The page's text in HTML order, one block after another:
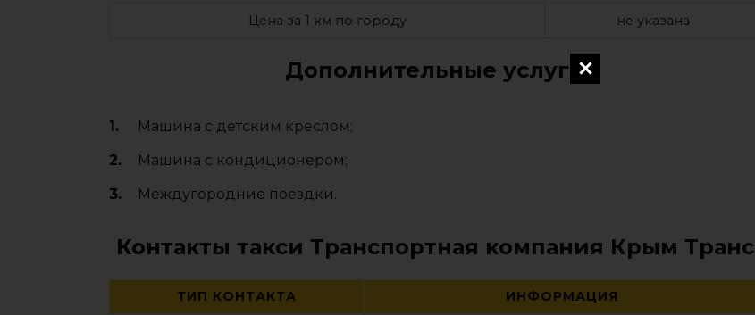
Цена за 1 км по городу не указана
Дополнительные услуги
Машина с детским креслом;
Машина с кондиционером;
Междугородние поездки.
Контакты такси Транспортная компания Крым Транс
ТИП КОНТАКТА ИНФОРМАЦИЯ